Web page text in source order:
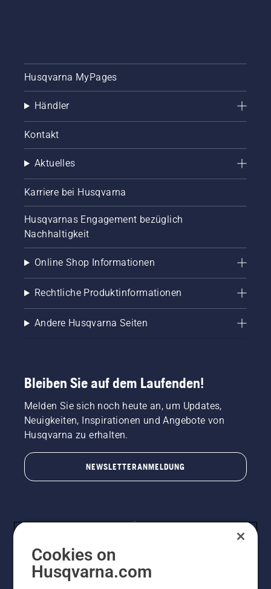
Husqvarna MyPages
Händler
Kontakt
Aktuelles
Karriere bei Husqvarna
Husqvarnas Engagement bezüglich
Nachhaltigkeit
Online Shop Informationen
Rechtliche Produktinformationen
Andere Husqvarna Seiten
Bleiben Sie auf dem Laufenden!
Melden Sie sich noch heute an, um Updates,
Neuigkeiten, Inspirationen und Angebote von
Husqvarna zu erhalten.
NEWSLETTERANMELDUNG
Cookies on
Husqvarna.com